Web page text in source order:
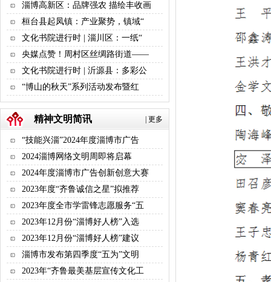
淄博高新区：品牌强农 描绘丰收画
桓台县起凤镇：产业聚势，镇域“
文化书院进行时 | 淄川区：一纸“
央媒点赞！周村区丝绸路街道——
文化书院进行时 | 沂源县：多彩公
“博山的秋天”系列活动发布暨红
更多
精神文明简讯
“技能兴淄”2024年度淄博市广告
2024淄博网络文明周即将启幕
2024年度淄博市广告创新创意大赛
2023年度“齐鲁诚信之星”拟推荐
2023年度全市学雷锋志愿服务“五
2023年12月份“淄博好人榜”入选
2023年12月份“淄博好人榜”建议
淄博市发布第四季度“五为”文明
2023年“齐鲁最美基层宣传文化工